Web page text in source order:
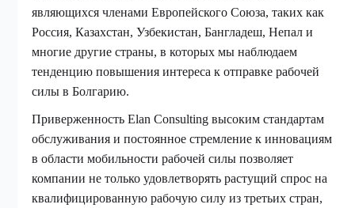
являющихся членами Европейского Союза, таких как
Россия, Казахстан, Узбекистан, Бангладеш, Непал и
многие другие страны, в которых мы наблюдаем
тенденцию повышения интереса к отправке рабочей
силы в Болгарию.
Приверженность Elan Consulting высоким стандартам
обслуживания и постоянное стремление к инновациям
в области мобильности рабочей силы позволяет
компании не только удовлетворять растущий спрос на
квалифицированную рабочую силу из третьих стран,